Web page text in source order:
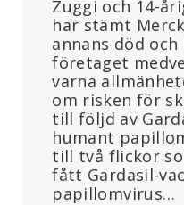
Zuggi och 14-
har stämt
annans död
företaget
varna
om risken för
till följd av
humant
till två flickor
fått Gardasil-
papillomvirus…